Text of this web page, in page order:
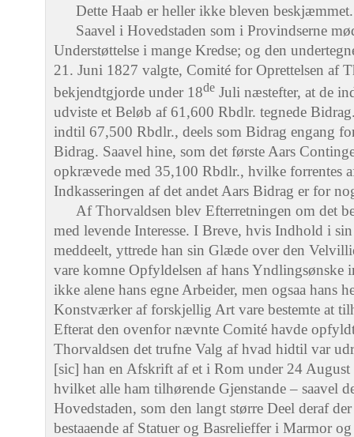
Dette Haab er heller ikke bleven beskjæmmet.
Saavel i Hovedstaden som i Provindserne
Understøttelse i mange Kredse; og den
21. Juni 1827 valgte, Comité for Oprettelsen af
bekjendtgjorde under 18de Juli næstefter, at de
udviste et Beløb af 61,600 Rbdlr. tegnede
indtil 67,500 Rbdlr., deels som Bidrag engang
Bidrag. Saavel hine, som det første Aars
opkrævede med 35,100 Rbdlr., hvilke forrentes
Indkasseringen af det andet Aars Bidrag er for
Af Thorvaldsen blev Efterretningen om det
med levende Interesse. I Breve, hvis Indhold i
meddeelt, yttrede han sin Glæde over den
vare komne Opfyldelsen af hans Yndlingsønske
ikke alene hans egne Arbeider, men ogsaa hans
Konstværker af forskjellig Art vare bestemte at
Efterat den ovenfor nævnte Comité havde
Thorvaldsen det trufne Valg af hvad hidtil var
[sic] han en Afskrift af et i Rom under 24
hvilket alle ham tilhørende Gjenstande – saavel
Hovedstaden, som den langt større Deel deraf
bestaaende af Statuer og Basrelieffer i Marmor